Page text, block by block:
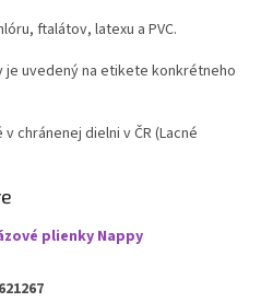
ftalátov, latexu a PVC.
je uvedený na etikete konkrétneho
chránenej dielni v ČR (Lacné
plienky Nappy